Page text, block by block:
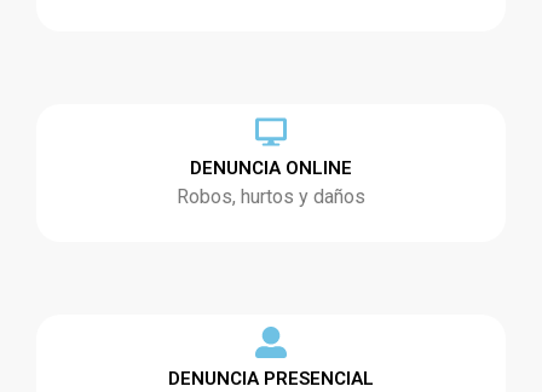
DENUNCIA ONLINE
Robos, hurtos y daños
DENUNCIA PRESENCIAL